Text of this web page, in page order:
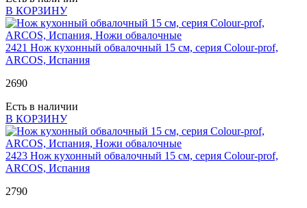
В КОРЗИНУ
2421 Нож кухонный обвалочный 15 см, серия Colour-prof,
ARCOS, Испания
2690
Есть в наличии
В КОРЗИНУ
2423 Нож кухонный обвалочный 15 см, серия Colour-prof,
ARCOS, Испания
2790